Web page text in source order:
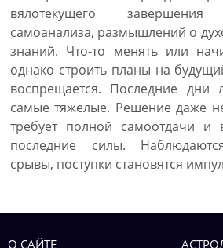
вялотекущего
самоанализа, размышлений о
знаний. Что-то менять или
однако строить планы на
воспрещается. Последние дни
самые тяжелые. Решение даже
требует полной самоотдачи и
последние силы.
срывы, поступки становятся
О САЙТЕ